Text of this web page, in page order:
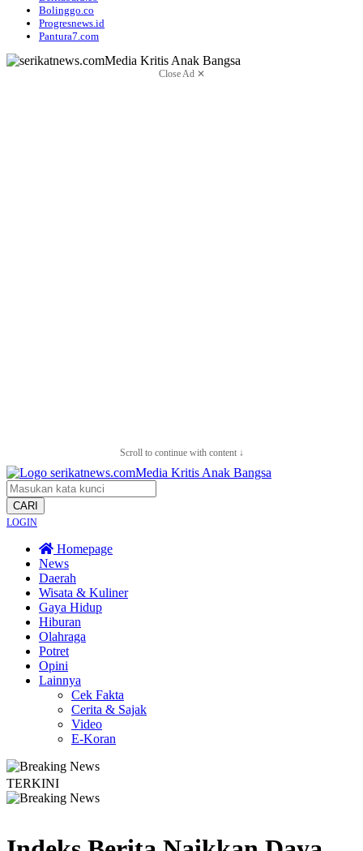
Bolinggo.co
Progresnews.id
Pantura7.com
Close Ad ✕
Scroll to continue with content ↓
CARI
LOGIN
Homepage
News
Daerah
Wisata & Kuliner
Gaya Hidup
Hiburan
Olahraga
Potret
Opini
Lainnya
Cek Fakta
Cerita & Sajak
Video
E-Koran
TERKINI